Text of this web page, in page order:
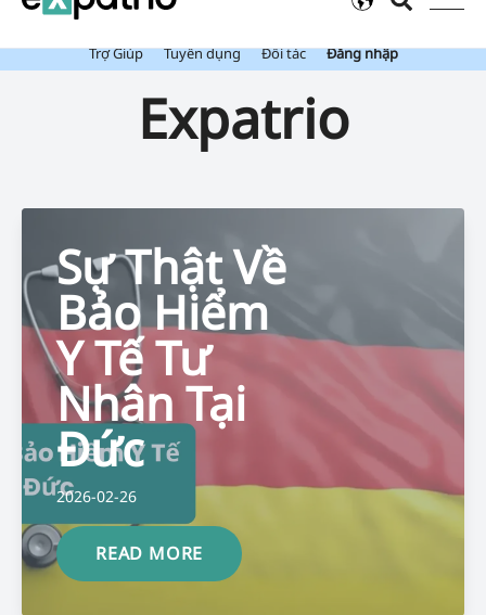
Mới: Value Package đã bao gồm Tài Khoản Ngân Hàng Expatrio.
Trợ Giúp
Tuyển dụng Đối tác Đăng nhập
Expatrio
Sự Thật Về
Bảo Hiểm
Y Tế Tư
Nhân Tại
Đức
2026-02-26
READ MORE